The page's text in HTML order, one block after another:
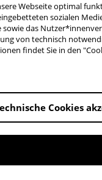
Webseite optimal
sozialen
sowie das
von technisch
findet Sie in den
Cookies